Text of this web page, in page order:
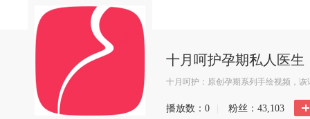
十月呵护孕期私人医生
十月呵护：原创孕期系列手绘视频，
播放数： 0 粉丝： 43,103